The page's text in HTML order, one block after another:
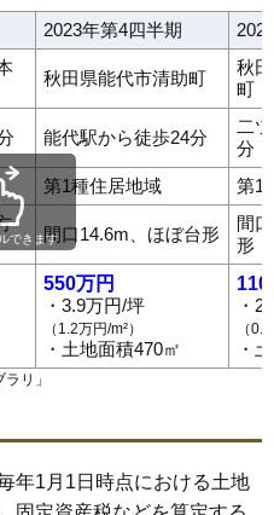
円 411万円 4.0%
円 236万円 -19.0%
91万円 -19.5%
128万円 -4.6%
-6.2%
円 216万円 -19.0%
円 47万円 -29.8%
円 126万円 -39.3%
2023年第4四半期
秋田県能代市清助町
秋
町
能代駅から徒歩24分
二
分
第1種住居地域 第1
間口14.6m、ほぼ台形
間
形
550万円
・3.9万円/坪
（1.2万円/m²）
・土地面積470㎡
110
・
（
・
できます
ラリ 」
年1月1日時点における土地